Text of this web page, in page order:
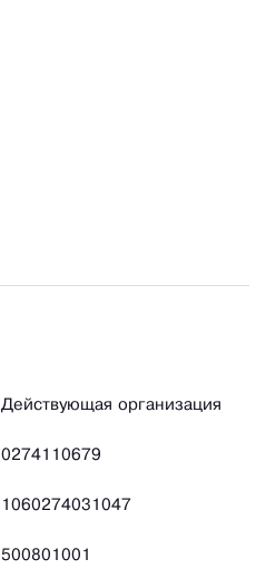
Действующая организация
0274110679
1060274031047
500801001